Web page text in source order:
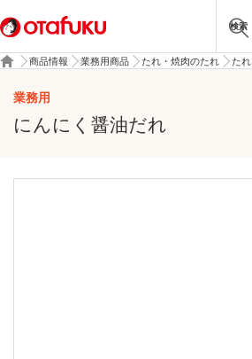
検索
商品情報 業務用商品 たれ・焼肉のたれ たれ
業務用
にんにく醤油だれ